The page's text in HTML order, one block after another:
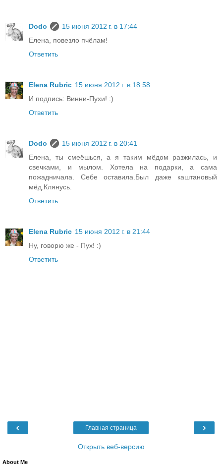
Dodo
15 июня 2012 г. в 17:44
Елена, повезло пчёлам!
Ответить
Elena Rubric 15 июня 2012 г. в 18:58
И подпись: Винни-Пухи! :)
Ответить
Dodo
15 июня 2012 г. в 20:41
Елена, ты смеёшься, а я таким мёдом разжилась, и
свечками, и мылом. Хотела на подарки, а сама
пожадничала. Себе оставила.Был даже каштановый
мёд.Клянусь.
Ответить
Elena Rubric 15 июня 2012 г. в 21:44
Ну, говорю же - Пух! :)
Ответить
‹ ›
Главная страница
Открыть веб-версию
About Me